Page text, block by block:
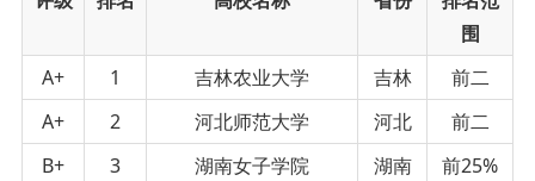
围
A+
1 吉林农业大学 吉林
前二
A+
2 河北师范大学 河北
前二
B+
3 湖南女子学院 湖南
前25%